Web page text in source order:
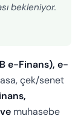
bekleniyor.
e-Finans), e-
çek/senet
muhasebe